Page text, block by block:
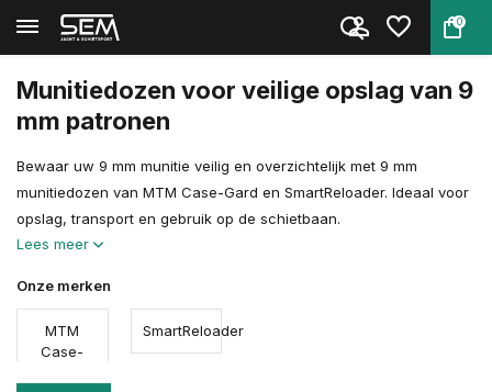
0
Terug Home
Munitiedozen voor veilige opslag van 9
mm patronen
Bewaar uw 9 mm munitie veilig en overzichtelijk met 9 mm
munitiedozen van MTM Case-Gard en SmartReloader. Ideaal voor
opslag, transport en gebruik op de schietbaan.
Lees meer
Onze merken
MTM
Case-
SmartReloader